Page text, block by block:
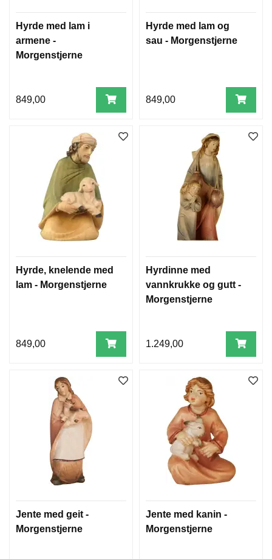
Hyrde med lam i
armene -
Morgenstjerne
849,00
Hyrde med lam og
sau - Morgenstjerne
849,00
Hyrde, knelende med
lam - Morgenstjerne
849,00
Hyrdinne med
vannkrukke og gutt -
Morgenstjerne
1.249,00
Jente med geit -
Morgenstjerne
Jente med kanin -
Morgenstjerne